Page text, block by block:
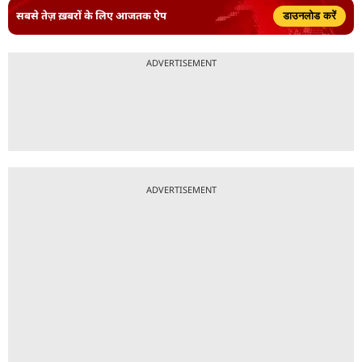
सबसे तेज़ ख़बरों के लिए आजतक ऐप डाउनलोड करें
ADVERTISEMENT
ADVERTISEMENT